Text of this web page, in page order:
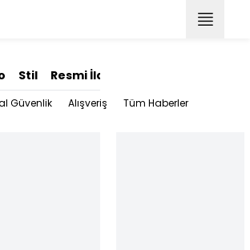
Stil Resmi İlanlar
Güvenlik Alışveriş Tüm Haberler